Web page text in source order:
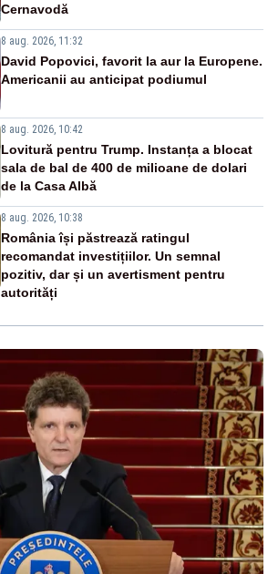
Cernavodă
8 aug. 2026, 11:32
David Popovici, favorit la aur la Europene.
Americanii au anticipat podiumul
8 aug. 2026, 10:42
Lovitură pentru Trump. Instanța a blocat
sala de bal de 400 de milioane de dolari
de la Casa Albă
8 aug. 2026, 10:38
România își păstrează ratingul
recomandat investițiilor. Un semnal
pozitiv, dar și un avertisment pentru
autorități